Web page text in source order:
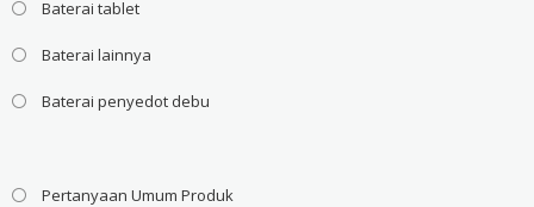
Baterai tablet
Baterai lainnya
Baterai penyedot debu
Pertanyaan Umum Produk